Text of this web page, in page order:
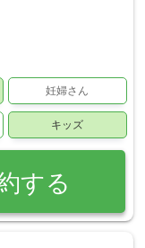
妊婦さん
キッズ
する